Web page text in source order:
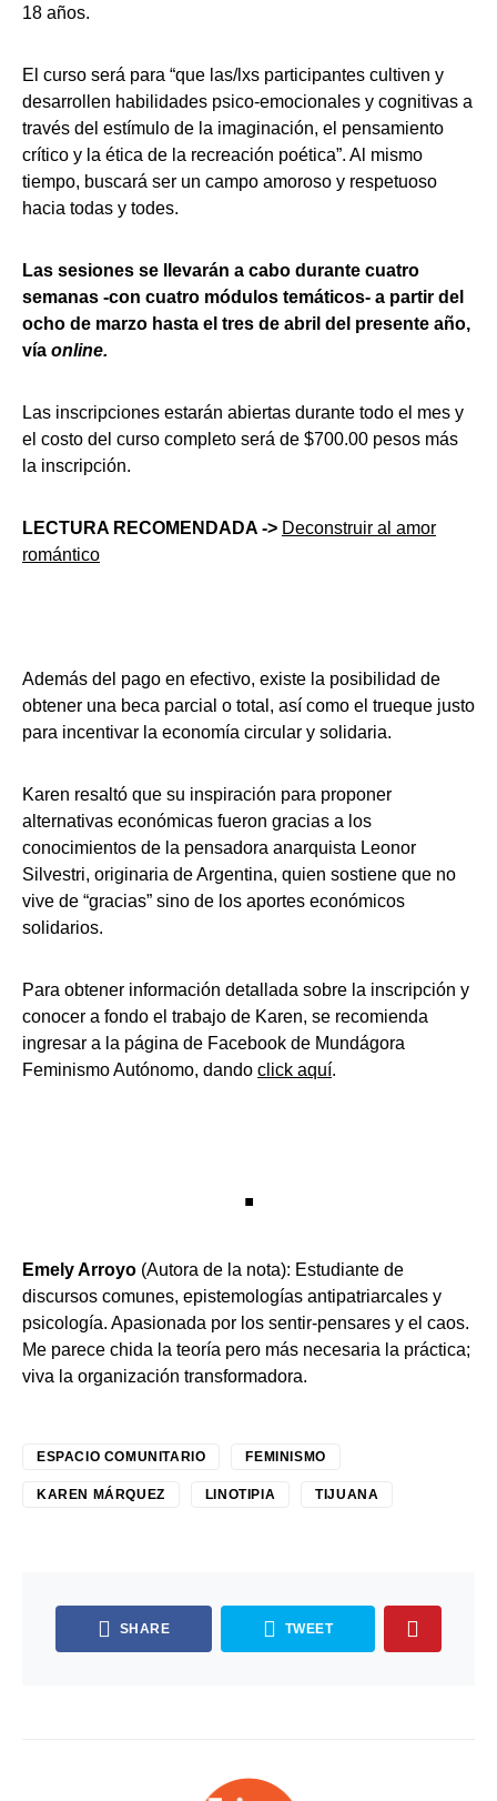
18 años.
El curso será para “que las/lxs participantes cultiven y
desarrollen habilidades psico-emocionales y cognitivas a
través del estímulo de la imaginación, el pensamiento
crítico y la ética de la recreación poética”. Al mismo
tiempo, buscará ser un campo amoroso y respetuoso
hacia todas y todes.
Las sesiones se llevarán a cabo durante cuatro
semanas -con cuatro módulos temáticos- a partir del
ocho de marzo hasta el tres de abril del presente año,
vía online.
Las inscripciones estarán abiertas durante todo el mes y
el costo del curso completo será de $700.00 pesos más
la inscripción.
LECTURA RECOMENDADA -> Deconstruir al amor
romántico
Además del pago en efectivo, existe la posibilidad de
obtener una beca parcial o total, así como el trueque justo
para incentivar la economía circular y solidaria.
Karen resaltó que su inspiración para proponer
alternativas económicas fueron gracias a los
conocimientos de la pensadora anarquista Leonor
Silvestri, originaria de Argentina, quien sostiene que no
vive de “gracias” sino de los aportes económicos
solidarios.
Para obtener información detallada sobre la inscripción y
conocer a fondo el trabajo de Karen, se recomienda
ingresar a la página de Facebook de Mundágora
Feminismo Autónomo, dando click aquí.
.
Emely Arroyo (Autora de la nota): Estudiante de
discursos comunes, epistemologías antipatriarcales y
psicología. Apasionada por los sentir-pensares y el caos.
Me parece chida la teoría pero más necesaria la práctica;
viva la organización transformadora.
ESPACIO COMUNITARIO FEMINISMO
KAREN MÁRQUEZ LINOTIPIA TIJUANA
SHARE TWEET